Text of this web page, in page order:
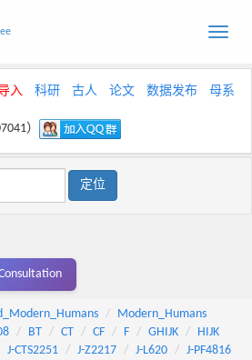
Toggle
入 科研 古人 论文 数据发布
母系
）
Modern_Humans
BT CT CF F GHIJK
HIJK
J-CTS2251 J-Z2217 J-L620
J-PF4816